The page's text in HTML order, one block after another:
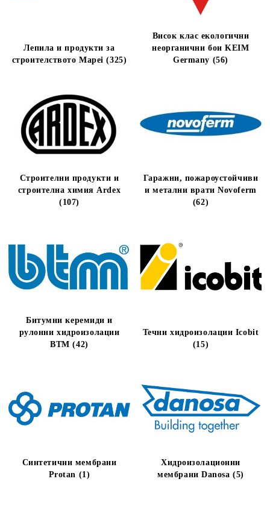
Лепила и продукти за
строителството Mapei (325)
Висок клас екологични
неорганични бои KEIM
Germany (56)
Строителни продукти и
строителна химия Ardex
(107)
Гаражни, пожароустойчиви
и метални врати Novoferm
(62)
Битумни керемиди и
рулонни хидроизолации
BTM (42)
Течни хидроизолации Icobit
(15)
Синтетични мембрани
Protan (1)
Хидроизолационни
мембрани Danosa (5)